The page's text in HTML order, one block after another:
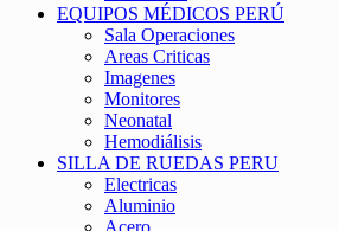
EQUIPOS MÉDICOS PERÚ
Sala Operaciones
Areas Criticas
Imagenes
Monitores
Neonatal
Hemodiálisis
SILLA DE RUEDAS PERU
Electricas
Aluminio